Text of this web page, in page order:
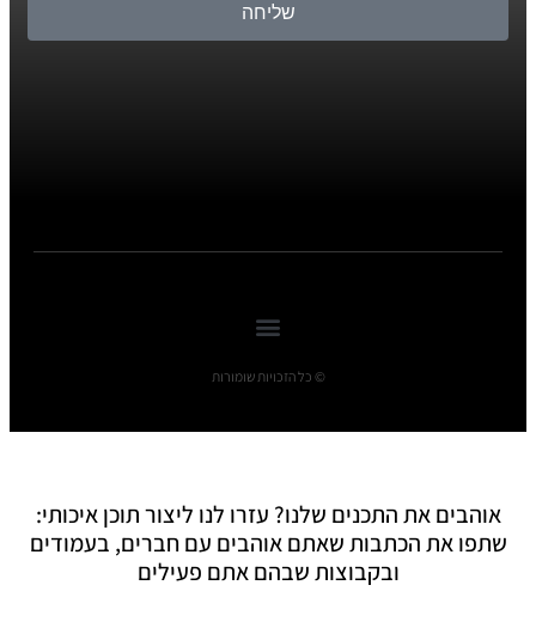
שליחה
© כל הזכויות שומורות
אוהבים את התכנים שלנו? עזרו לנו ליצור תוכן איכותי:
שתפו את הכתבות שאתם אוהבים עם חברים, בעמודים
ובקבוצות שבהם אתם פעילים